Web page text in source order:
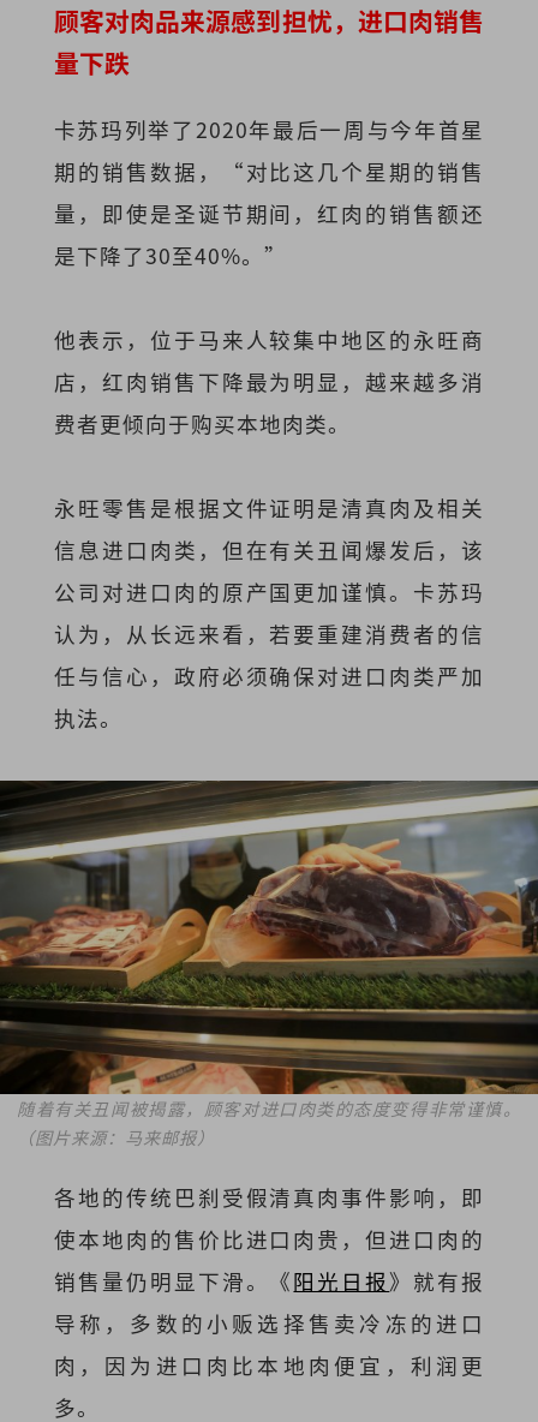
顾客对肉品来源感到担忧，进口肉销售
量下跌
卡苏玛列举了2020年最后一周与今年首星
期的销售数据，“对比这几个星期的销售
量，即使是圣诞节期间，红肉的销售额还
是下降了30至40%。”
他表示，位于马来人较集中地区的永旺商
店，红肉销售下降最为明显，越来越多消
费者更倾向于购买本地肉类。
永旺零售是根据文件证明是清真肉及相关
信息进口肉类，但在有关丑闻爆发后，该
公司对进口肉的原产国更加谨慎。卡苏玛
认为，从长远来看，若要重建消费者的信
任与信心，政府必须确保对进口肉类严加
执法。
随着有关丑闻被揭露，顾客对进口肉类的态度变得非常谨慎。
（图片来源：马来邮报）
各地的传统巴刹受假清真肉事件影响，即
使本地肉的售价比进口肉贵，但进口肉的
销售量仍明显下滑。《阳光日报》就有报
导称，多数的小贩选择售卖冷冻的进口
肉，因为进口肉比本地肉便宜，利润更
多。